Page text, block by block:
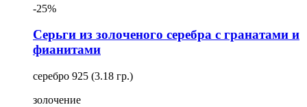
-25%
Серьги из золоченого серебра с гранатами и
фианитами
серебро 925 (3.18 гр.)
золочение